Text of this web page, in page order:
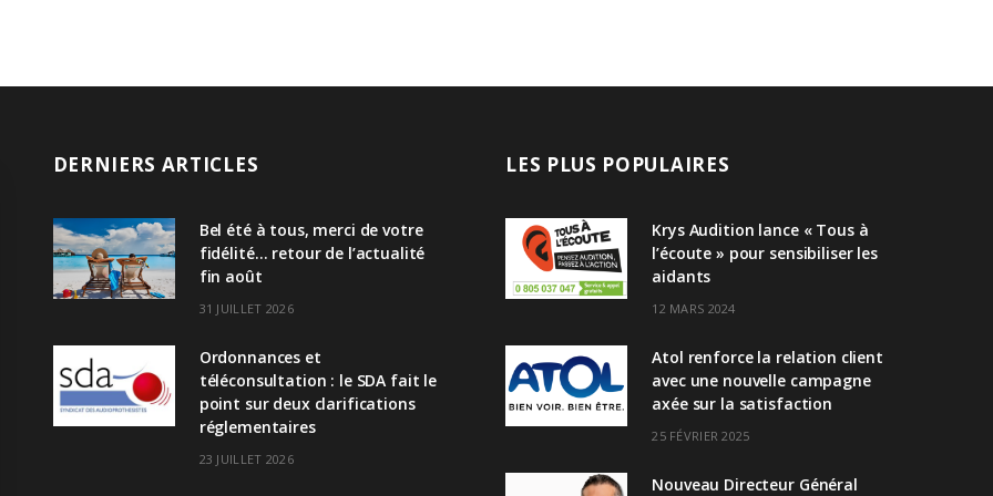
DERNIERS ARTICLES
Bel été à tous, merci de votre
fidélité… retour de l’actualité
fin août
31 JUILLET 2026
Ordonnances et
téléconsultation : le SDA fait le
point sur deux clarifications
réglementaires
23 JUILLET 2026
LES PLUS POPULAIRES
Krys Audition lance « Tous à
l’écoute » pour sensibiliser les
aidants
12 MARS 2024
Atol renforce la relation client
avec une nouvelle campagne
axée sur la satisfaction
25 FÉVRIER 2025
Nouveau Directeur Général